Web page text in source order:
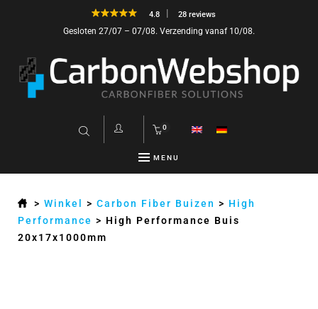
4.8 28 reviews
Gesloten 27/07 – 07/08. Verzending vanaf 10/08.
0
MENU
>Winkel >Carbon Fiber Buizen > High
Performance > High Performance Buis
20x17x1000mm